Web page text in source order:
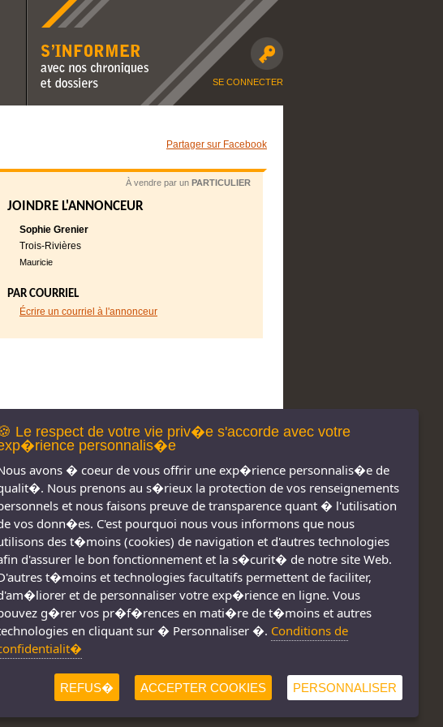
ou
S'informer avec nos
chroniques moto et dossiers
SE CONNECTER
Partager sur Facebook
À vendre par un PARTICULIER
JOINDRE L'ANNONCEUR
Sophie Grenier
Trois-Rivières
Mauricie
PAR COURRIEL
Écrire un courriel à l'annonceur
© Tous droits réservés 2011-
2026
Conditions d'utilisation
Le respect de votre vie priv�e s'accorde avec votre
personnalis�e
avons � coeur de vous offrir une exp�rience personnalis�e de
Nous prenons au s�rieux la protection de vos renseignements
et nous faisons preuve de transparence quant � l'utilisation
vos donn�es. C'est pourquoi nous vous informons que nous
des t�moins (cookies) de navigation et d'autres technologies
d'assurer le bon fonctionnement et la s�curit� de notre site Web.
t�moins et technologies facultatifs permettent de faciliter,
et de personnaliser votre exp�rience en ligne. Vous
g�rer vos pr�f�rences en mati�re de t�moins et autres
en cliquant sur � Personnaliser �. Conditions de
REFUS� ACCEPTER COOKIES PERSONNALISER